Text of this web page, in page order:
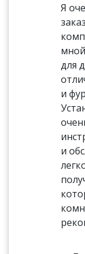
Я
для
и
и